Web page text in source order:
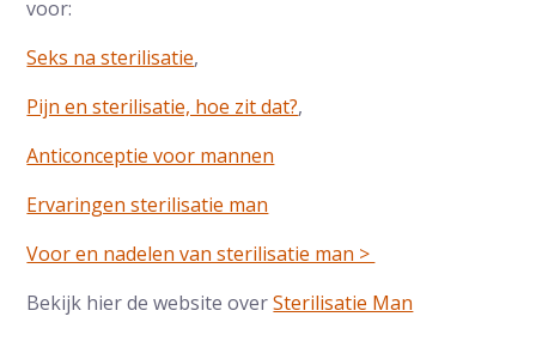
voor:
Seks na sterilisatie,
Pijn en sterilisatie, hoe zit dat?,
Anticonceptie voor mannen
Ervaringen sterilisatie man
Voor en nadelen van sterilisatie man >
Bekijk hier de website overSterilisatie Man